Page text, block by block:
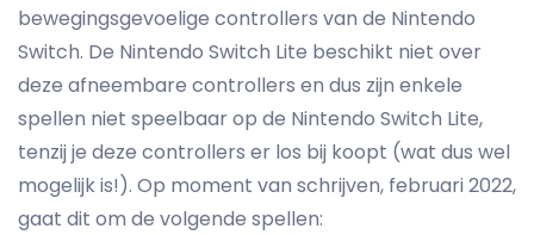
bewegingsgevoelige controllers van de Nintendo
Switch. De Nintendo Switch Lite beschikt niet over
deze afneembare controllers en dus zijn enkele
spellen niet speelbaar op de Nintendo Switch Lite,
tenzij je deze controllers er los bij koopt (wat dus wel
mogelijk is!). Op moment van schrijven, februari 2022,
gaat dit om de volgende spellen: